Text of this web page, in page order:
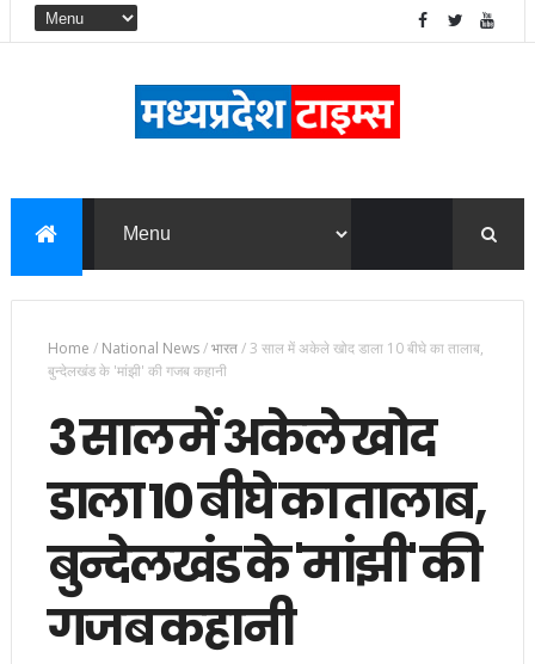
Home / National News/भारत/3 साल में अकेले खोद डाला 10 बीघे का तालाब,
बुन्देलखंड के 'मांझी' की गजब कहानी
3 साल में अकेले खोद
डाला 10 बीघे का तालाब,
बुन्देलखंड के 'मांझी' की
गजब कहानी